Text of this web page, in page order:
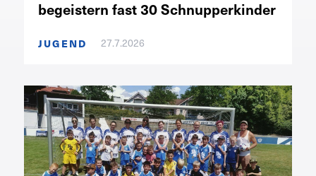
begeistern fast 30 Schnupperkinder
JUGEND 27.7.2026